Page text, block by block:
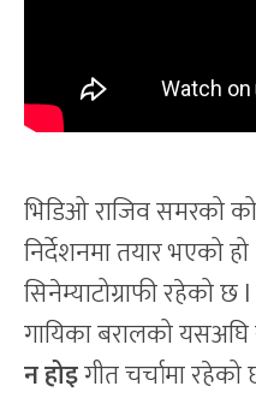
भिडिओ राजिव समरको
निर्देशनमा तयार भएको
सिनेम्याटोग्राफी रहेको छ
गायिका बरालको
न होइगीत चर्चामा रहेको